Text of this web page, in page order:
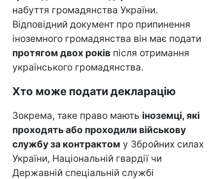
набуття громадянства України.
Відповідний документ про припинення
іноземного громадянства він має подати
протягом двох років після отримання
українського громадянства.
Хто може подати декларацію
Зокрема, таке право мають іноземці, які
проходять або проходили військову
службу за контрактом у Збройних силах
України, Національній гвардії чи
Державній спеціальній службі